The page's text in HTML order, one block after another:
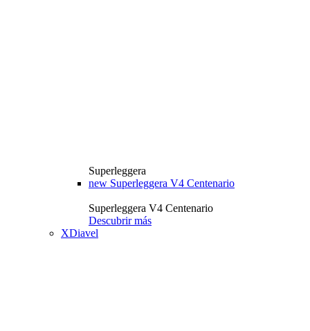
Superleggera
new Superleggera V4 Centenario
Superleggera V4 Centenario
Descubrir más
XDiavel